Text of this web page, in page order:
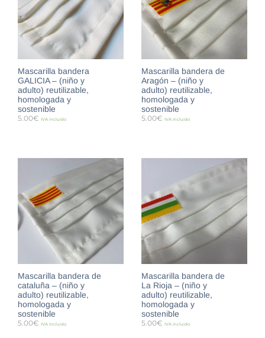
Mascarilla bandera
GALICIA – (niño y
adulto) reutilizable,
homologada y
sostenible
5.00€ IVA incluido
Mascarilla bandera de
Aragón – (niño y
adulto) reutilizable,
homologada y
sostenible
5.00€ IVA incluido
Mascarilla bandera de
cataluña – (niño y
adulto) reutilizable,
homologada y
sostenible
5.00€ IVA incluido
Mascarilla bandera de
La Rioja – (niño y
adulto) reutilizable,
homologada y
sostenible
5.00€ IVA incluido